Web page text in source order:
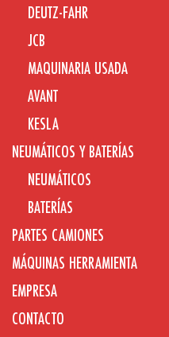
DEUTZ-FAHR
JCB
MAQUINARIA USADA
AVANT
KESLA
NEUMÁTICOS Y BATERÍAS
NEUMÁTICOS
BATERÍAS
PARTES CAMIONES
MÁQUINAS HERRAMIENTA
EMPRESA
CONTACTO